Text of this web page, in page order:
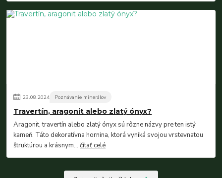
23.08.2024 Poznávanie minerálov
Travertín, aragonit alebo zlatý ónyx?
Aragonit, travertín alebo zlatý ónyx sú rôzne názvy pre ten istý
kameň. Táto dekoratívna hornina, ktorá vyniká svojou vrstevnatou
štruktúrou a krásnym...čítať celé